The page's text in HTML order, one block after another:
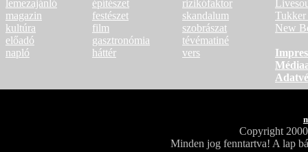
lemezajánló
magazin
kultúra
előadó
napló
építészet
festészet
film
gasztronómia
háttér
rizikófaktor
skandalum
szobrászat
tévématiné
vers
New
Copyright
Minden jog fenntartva! A lap